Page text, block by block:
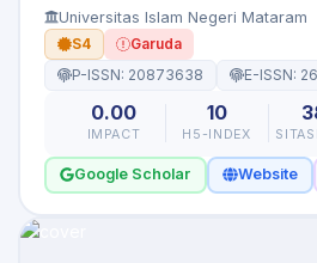
Universitas Islam Negeri Mataram
S4
Garuda
P-ISSN: 20873638
E-ISSN:
0.00
IMPACT
10
H5-INDEX
Google Scholar Website